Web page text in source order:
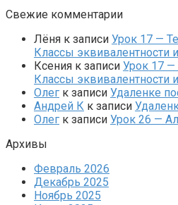
Свежие комментарии
Лёня к записи Урок 17 —
Классы эквивалентности
Ксения к записи Урок 17 —
Классы эквивалентности
Олег к записи Удаленке
Андрей К к записи
Олег к записи Урок 26 —
Архивы
Февраль 2026
Декабрь 2025
Ноябрь 2025